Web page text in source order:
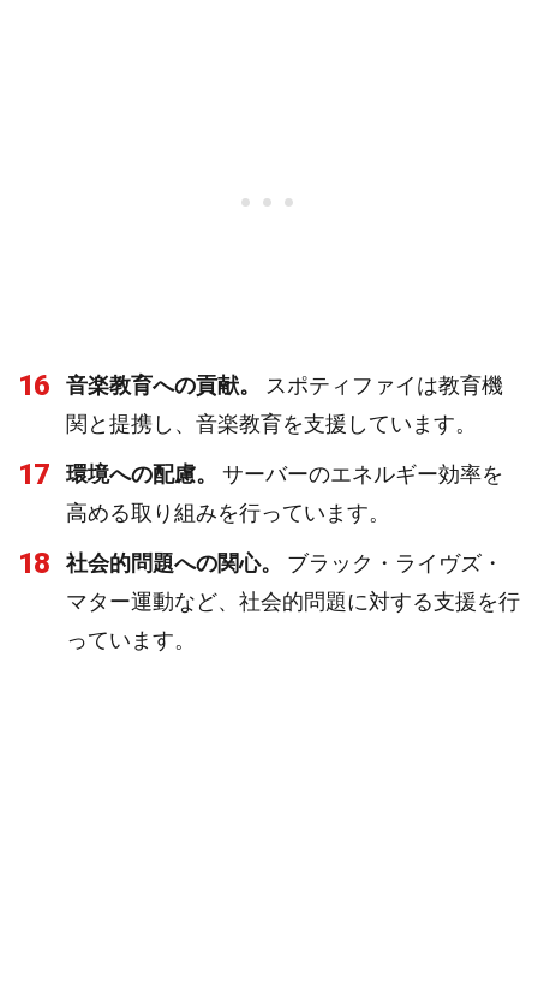
16 音楽教育への貢献。
スポティファイは教育機
関と提携し、音楽教育を支援しています。
17 環境への配慮。
サーバーのエネルギー効率を
高める取り組みを行っています。
18 社会的問題への関心。
ブラック・ライヴズ・
マター運動など、社会的問題に対する支援を行
っています。